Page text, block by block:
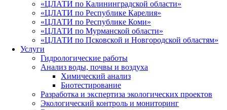
«ЦЛАТИ по Калининградской области»
«ЦЛАТИ по Республике Карелия»
«ЦЛАТИ по Республике Коми»
«ЦЛАТИ по Мурманской области»
«ЦЛАТИ по Псковской и Новгородской областям»
Услуги
Гидрологические работы
Анализ воды, почвы и воздуха
Химический анализ
Биотестирование
Разработка и экспертиза экологических проектов
Экологический контроль и мониторинг